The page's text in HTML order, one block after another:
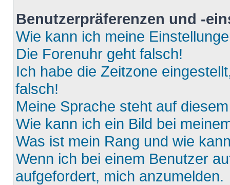
Benutzerpräferenzen und -
Wie kann ich meine
Die Forenuhr geht falsch!
Ich habe die Zeitzone
falsch!
Meine Sprache steht auf
Wie kann ich ein Bild bei
Was ist mein Rang und wie
Wenn ich bei einem Benutzer
aufgefordert, mich anzumelden.